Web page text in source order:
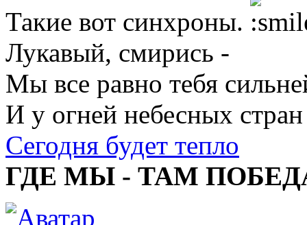
Такие вот синхроны.
Лукавый, смирись -
Мы все равно тебя
И у огней небесных стран
Сегодня будет тепло
ГДЕ МЫ - ТАМ